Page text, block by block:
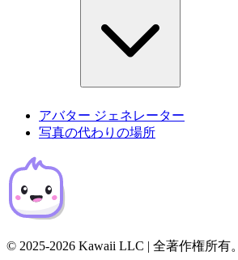
アバター ジェネレーター
写真の代わりの場所
© 2025-2026 Kawaii LLC | 全著作権所有。